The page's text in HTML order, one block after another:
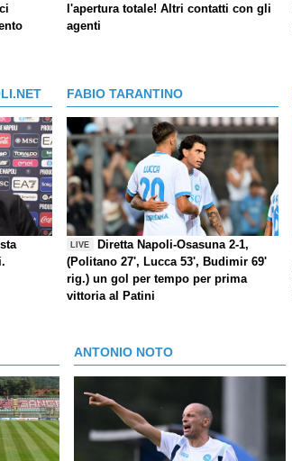
l'apertura totale! Altri contatti con gli
agenti
FABIO TARANTINO
LIVE
Diretta Napoli-Osasuna 2-1,
(Politano 27', Lucca 53', Budimir 69'
rig.) un gol per tempo per prima
vittoria al Patini
ANTONIO NOTO